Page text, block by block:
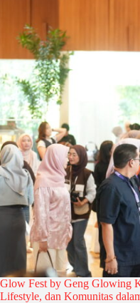
Glow Fest by Geng Glowing
Lifestyle, dan Komunitas